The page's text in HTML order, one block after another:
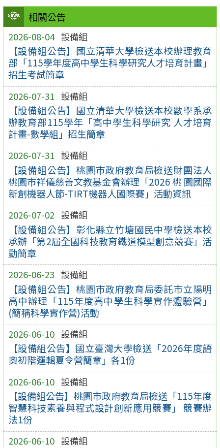
相關公告
2026-08-04 設備組
【設備組公告】國立清華大學檢送本校辦理教育
部「115學年度高中學生科學研究人才培育計畫」
招生考試簡章
2026-07-31 設備組
【設備組公告】國立清華大學檢送本校數學系承
辦教育部115學年「高中學生科學研究 人才培育
計畫-數學組」招生簡章
2026-07-31 設備組
【設備組公告】桃園市政府教育局檢送財團法人
桃園市祥儀慈善文教基金會辦理「2026 桃 園國際
新創機器人節-TIRT機器人國際賽」活動資訊
2026-07-02 設備組
【設備組公告】彰化縣立竹塘國民中學檢送本校
承辦「第2屆全國科技教育鐵道模型創意競賽」活
動簡章
2026-06-23 設備組
【設備組公告】桃園市政府教育局委託市立陽明
高中辦理「115年度高中學生科學實作體驗營」
(簡稱科學實作營)活動
2026-06-10 設備組
【設備組公告】國立臺灣大學檢送「2026年度語
奧初階邏輯夏令營簡章」各1份
2026-06-10 設備組
【設備組公告】桃園市政府教育局檢送「115年度
智慧科技素養與程式設計創新應用競賽」 競賽辦
法1份
2026-06-10 設備組